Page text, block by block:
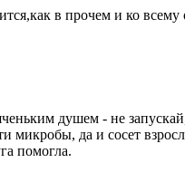
в прочем и ко всему
душем - не
микробы, да и сосет
помогла.